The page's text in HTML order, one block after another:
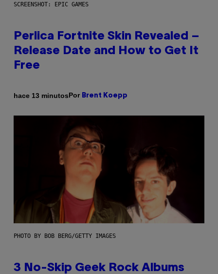
SCREENSHOT: EPIC GAMES
Perlica Fortnite Skin Revealed –
Release Date and How to Get It
Free
hace 13 minutosPor Brent Koepp
PHOTO BY BOB BERG/GETTY IMAGES
3 No-Skip Geek Rock Albums